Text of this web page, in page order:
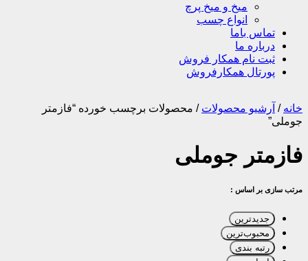
میخ و میخ پرچ
انواع چسب
تماس باما
درباره ما
ثبت نام همکار فروش
پورتال همکارفروش
خانه / آرشیو محصولات / محصولات برچسب خورده “فازمتر
جوملی”
فازمتر جوملی
مرتب سازی بر اساس :
جدیدترین
محبوب‌ترین
رتبه بندی